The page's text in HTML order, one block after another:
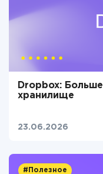
Dropbox:
хранилище
23.06.2026
#Полезное